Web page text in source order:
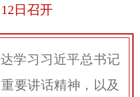
日召开
学习习近平总书记
要讲话精神，以及